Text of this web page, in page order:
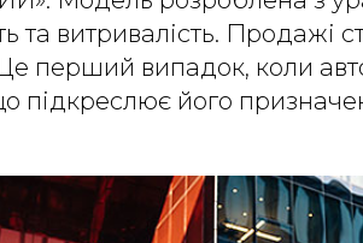
та витривалість. Продажі
Це перший випадок, коли
підкреслює його